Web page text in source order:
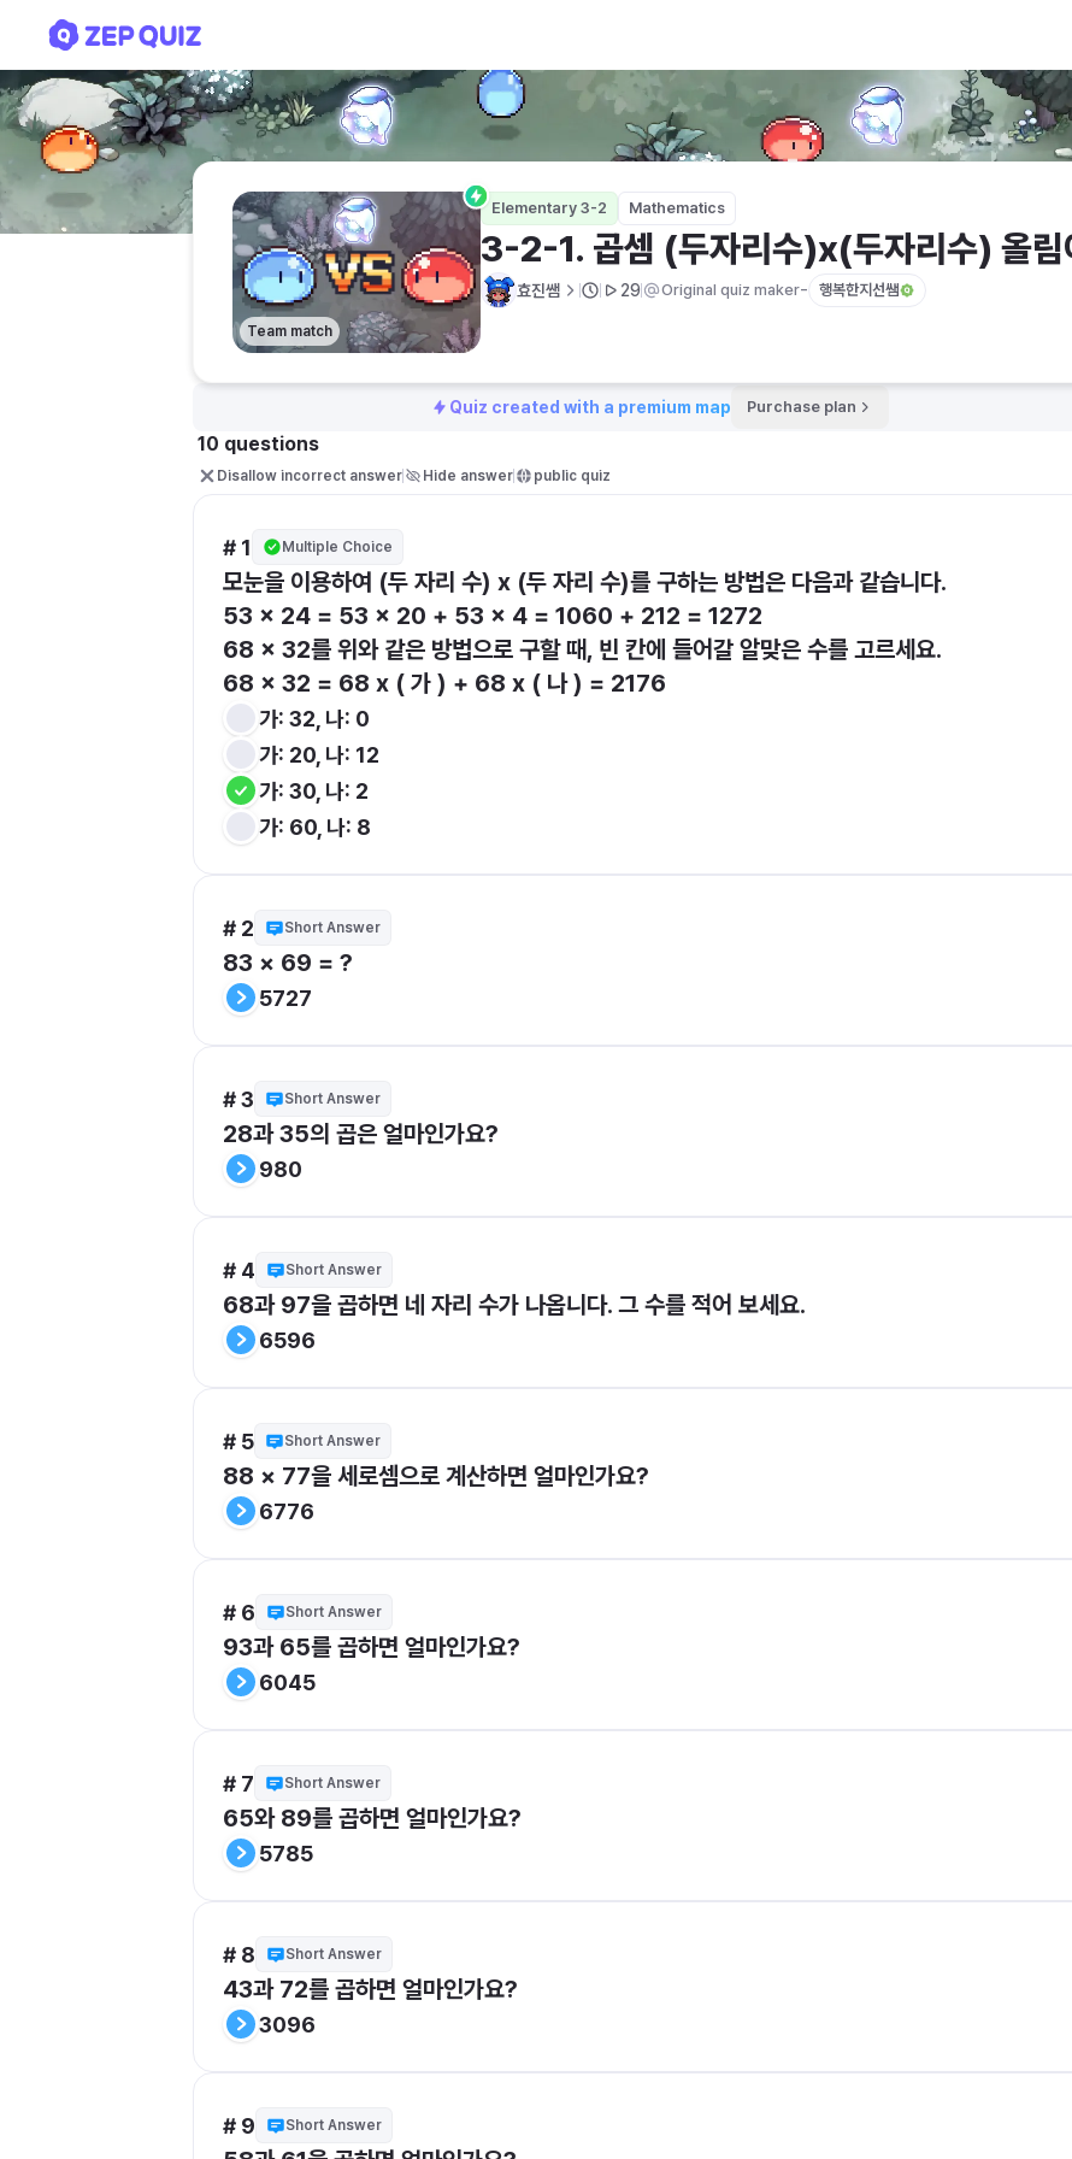
Team match
Elementary 3-2 Mathematics
3-2-1. 곱셈 (두자리수)x(두자리수) 올림
효진쌤 29 Original quiz maker- 행복한지선쌤
Quiz created with a premium map Purchase plan
10 questions
Disallow incorrect answer Hide answer public quiz
# 1 Multiple Choice
모눈을 이용하여 (두 자리 수) x (두 자리 수)를 구하는 방법은 다음과 같습니다.
53 x 24 = 53 x 20 + 53 x 4 = 1060 + 212 = 1272
68 x 32를 위와 같은 방법으로 구할 때, 빈 칸에 들어갈 알맞은 수를 고르세요.
68 x 32 = 68 x ( 가 ) + 68 x ( 나 ) = 2176
가: 32, 나: 0
가: 20, 나: 12
가: 30, 나: 2
가: 60, 나: 8
# 2 Short Answer
83 × 69 = ?
5727
# 3 Short Answer
28과 35의 곱은 얼마인가요?
980
# 4 Short Answer
68과 97을 곱하면 네 자리 수가 나옵니다. 그 수를 적어 보세요.
6596
# 5 Short Answer
88 × 77을 세로셈으로 계산하면 얼마인가요?
6776
# 6 Short Answer
93과 65를 곱하면 얼마인가요?
6045
# 7 Short Answer
65와 89를 곱하면 얼마인가요?
5785
# 8 Short Answer
43과 72를 곱하면 얼마인가요?
3096
# 9 Short Answer